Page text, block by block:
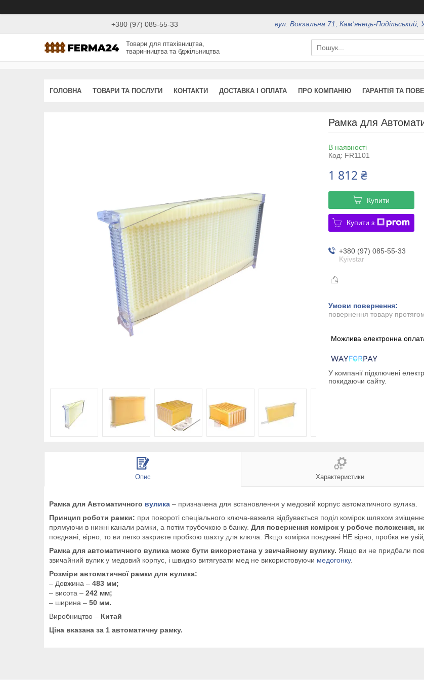
+380 (97) 085-55-33 вул. Вокзальна 71, Кам'янець-Подільський,
Товари для птахівництва,
тваринництва та бджільництва
ГОЛОВНА ТОВАРИ ТА ПОСЛУГИ КОНТАКТИ ДОСТАВКА І ОПЛАТА ПРО КОМПАНІЮ ГАРАНТІЯ ТА
Рамка для
В наявності
Код: FR1101
1 812 ₴
Купити
Купити з
+380 (97) 085-55-33
Kyivstar
повернення товару
У компанії підключені
покидаючи сайту.
Опис Характеристики
Рамка для Автоматичного вулика – призначена для встановлення у медовий корпус автоматичного вулика.
Принцип роботи рамки: при повороті спеціального ключа-важеля відбувається поділ комірок шляхом
прямуючи в нижні канали рамки, а потім трубочкою в банку. Для повернення комірок у робоче положення,
поєднані, вірно, то ви легко закриєте пробкою шахту для ключа. Якщо комірки поєднані НЕ вірно, пробка не
Рамка для автоматичного вулика може бути використана у звичайному вулику. Якщо ви не придбали
звичайний вулик у медовий корпус, і швидко витягувати мед не використовуючи медогонку.
Розміри автоматичної рамки для вулика:
– Довжина – 483 мм;
– висота – 242 мм;
– ширина – 50 мм.
Виробництво – Китай
Ціна вказана за 1 автоматичну рамку.